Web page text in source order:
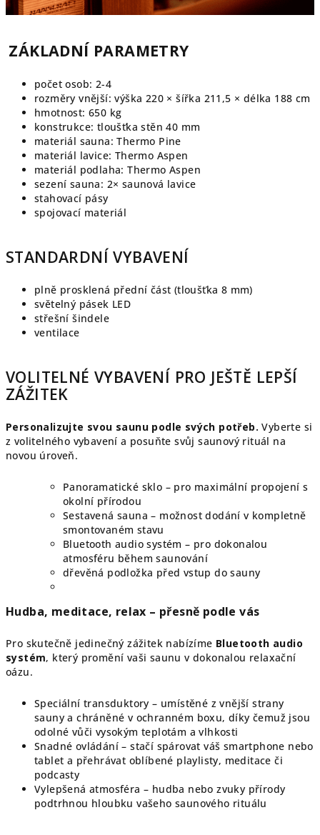
ZÁKLADNÍ PARAMETRY
počet osob: 2-4
rozměry vnější: výška 220 × šířka 211,5 × délka 188 cm
hmotnost: 650 kg
konstrukce: tloušťka stěn 40 mm
materiál sauna: Thermo Pine
materiál lavice: Thermo Aspen
materiál podlaha: Thermo Aspen
sezení sauna: 2× saunová lavice
stahovací pásy
spojovací materiál
STANDARDNÍ VYBAVENÍ
plně prosklená přední část (tloušťka 8 mm)
světelný pásek LED
střešní šindele
ventilace
VOLITELNÉ VYBAVENÍ PRO JEŠTĚ LEPŠÍ
ZÁŽITEK
Personalizujte svou saunu podle svých potřeb. Vyberte si
z volitelného vybavení a posuňte svůj saunový rituál na
novou úroveň.
Panoramatické sklo – pro maximální propojení s
okolní přírodou
Sestavená sauna – možnost dodání v kompletně
smontovaném stavu
Bluetooth audio systém – pro dokonalou
atmosféru během saunování
dřevěná podložka před vstup do sauny
Hudba, meditace, relax – přesně podle vás
Pro skutečně jedinečný zážitek nabízíme Bluetooth audio
systém, který promění vaši saunu v dokonalou relaxační
oázu.
Speciální transduktory – umístěné z vnější strany
sauny a chráněné v ochranném boxu, díky čemuž jsou
odolné vůči vysokým teplotám a vlhkosti
Snadné ovládání – stačí spárovat váš smartphone nebo
tablet a přehrávat oblíbené playlisty, meditace či
podcasty
Vylepšená atmosféra – hudba nebo zvuky přírody
podtrhnou hloubku vašeho saunového rituálu